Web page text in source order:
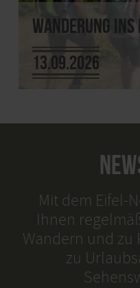
Wanderung ins
13.09.2026
Mit dem Eifel-
Ihnen
Wandern und zu
zu